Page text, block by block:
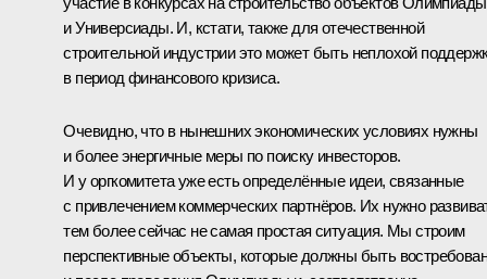
и Универсиады. И, кстати, также для отечественной
строительной индустрии это может быть неплохой
в период финансового кризиса.
Очевидно, что в нынешних экономических условиях нужны
и более энергичные меры по поиску инвесторов.
И у оргкомитета уже есть определённые идеи, связанные
с привлечением коммерческих партнёров. Их нужно
тем более сейчас не самая простая ситуация. Мы строим
перспективные объекты, которые должны быть